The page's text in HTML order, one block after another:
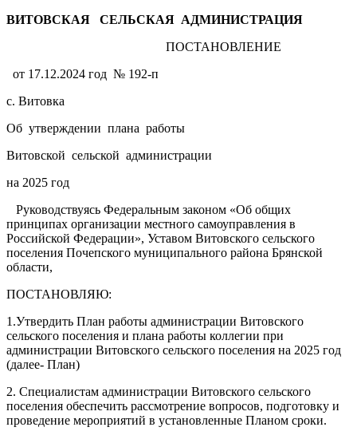
ВИТОВСКАЯ СЕЛЬСКАЯ АДМИНИСТРАЦИЯ
ПОСТАНОВЛЕНИЕ
от 17.12.2024 год № 192-п
с. Витовка
Об утверждении плана работы
Витовской сельской администрации
на 2025 год
Руководствуясь Федеральным законом «Об общих
принципах организации местного самоуправления в
Российской Федерации», Уставом Витовского сельского
поселения Почепского муниципального района Брянской
области,
ПОСТАНОВЛЯЮ:
1.Утвердить План работы администрации Витовского
сельского поселения и плана работы коллегии при
администрации Витовского сельского поселения на 2025 год
(далее- План)
2. Специалистам администрации Витовского сельского
поселения обеспечить рассмотрение вопросов, подготовку и
проведение мероприятий в установленные Планом сроки.